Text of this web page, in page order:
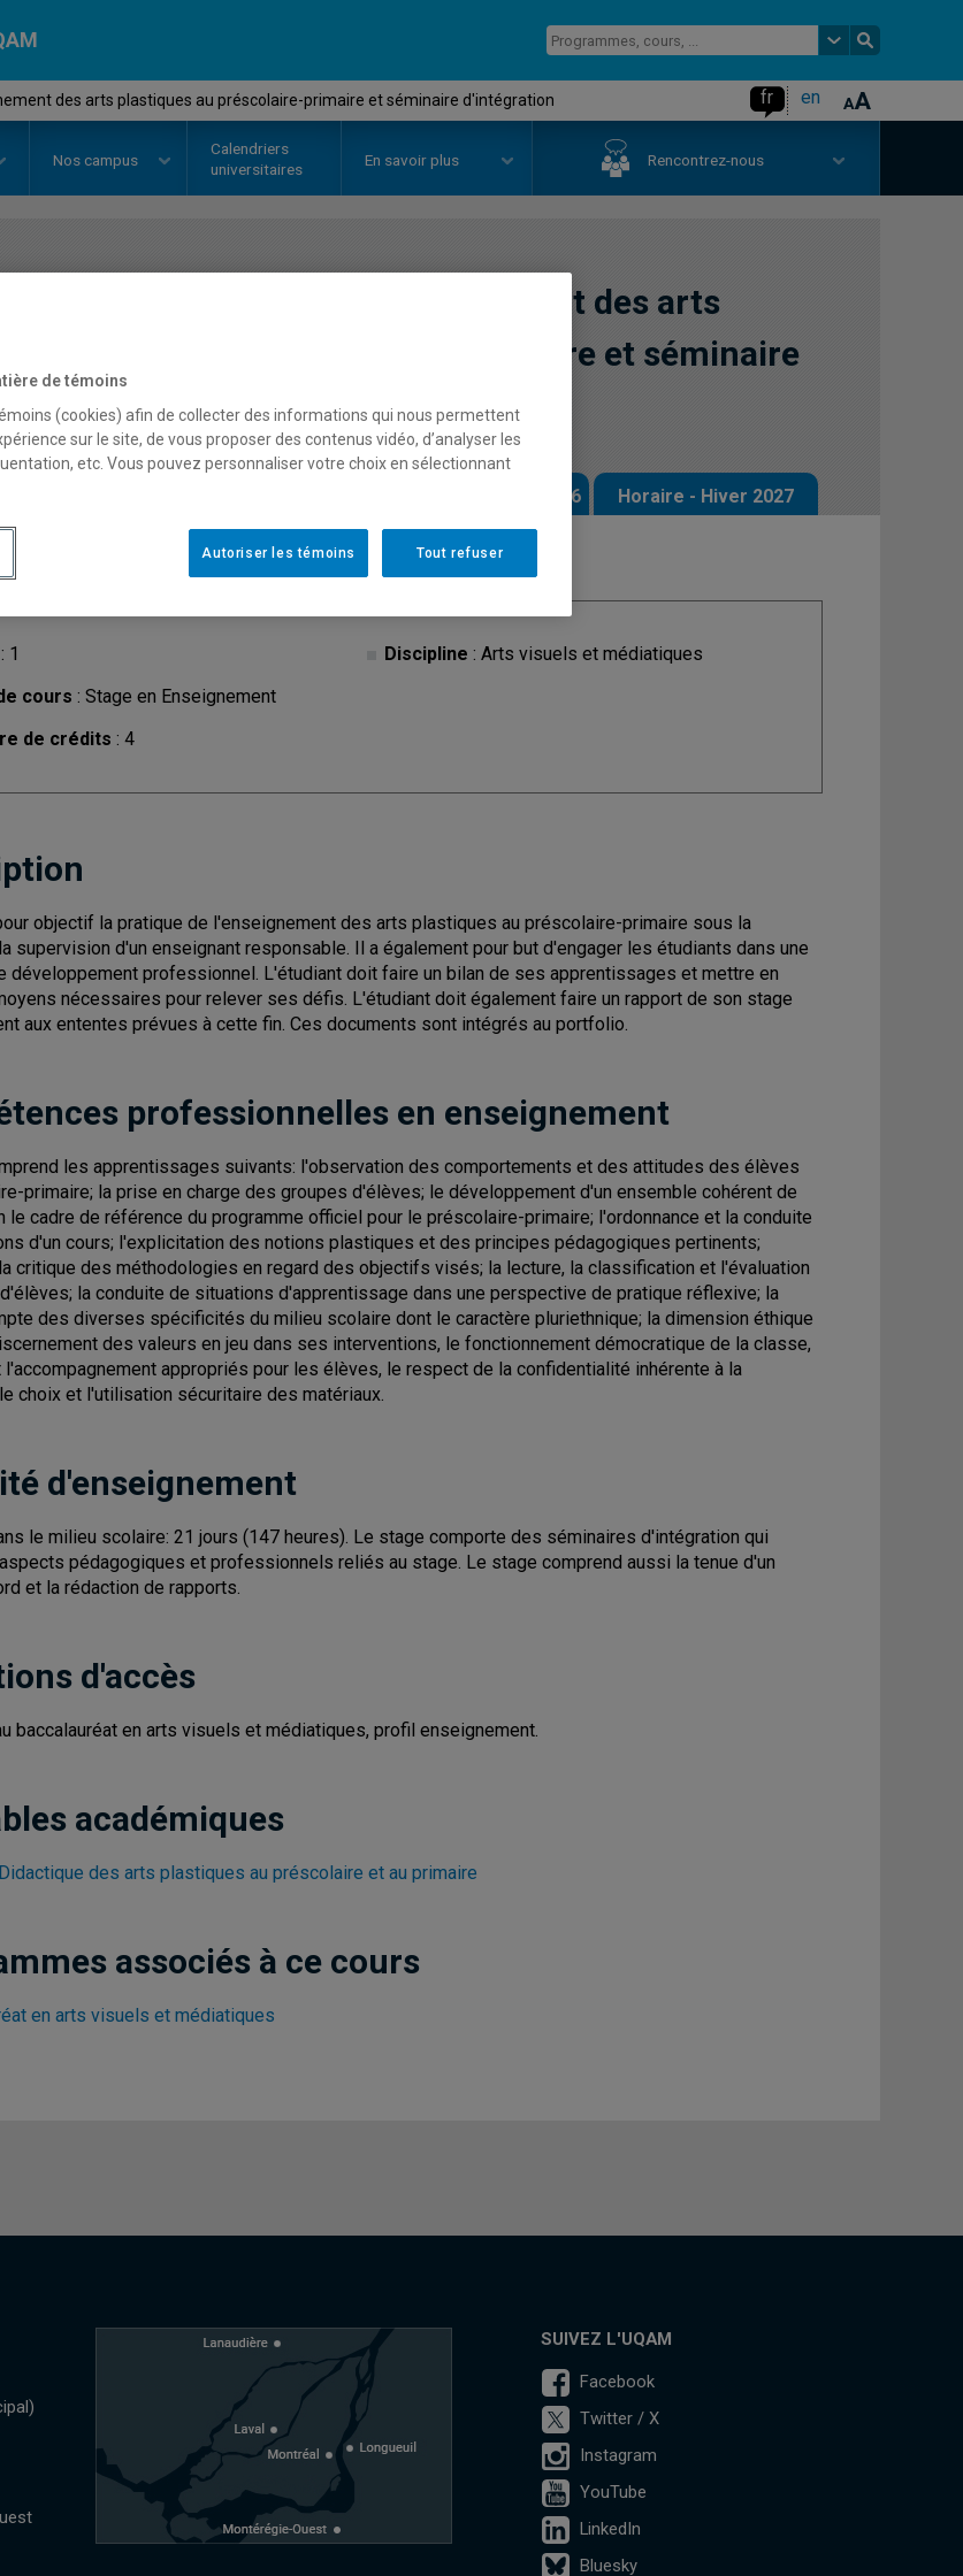
des arts plastiques au préscolaire-primaire et séminaire d'intégration fr en
Nos campus
Calendriers
universitaires
En savoir plus Rencontrez-nous
Stage d'enseignement des arts
plastiques au préscolaire-primaire et séminaire
d'intégration
Horaire - Automne 2026 Horaire - Hiver 2027
: 1
cours : Stage en Enseignement
de crédits : 4
Discipline : Arts visuels et médiatiques
objectif la pratique de l'enseignement des arts plastiques au préscolaire-primaire sous la
supervision d'un enseignant responsable. Il a également pour but d'engager les étudiants dans une
développement professionnel. L'étudiant doit faire un bilan de ses apprentissages et mettre en
nécessaires pour relever ses défis. L'étudiant doit également faire un rapport de son stage
aux ententes prévues à cette fin. Ces documents sont intégrés au portfolio.
professionnelles en enseignement
les apprentissages suivants: l'observation des comportements et des attitudes des élèves
primaire; la prise en charge des groupes d'élèves; le développement d'un ensemble cohérent de
le cadre de référence du programme officiel pour le préscolaire-primaire; l'ordonnance et la conduite
d'un cours; l'explicitation des notions plastiques et des principes pédagogiques pertinents;
critique des méthodologies en regard des objectifs visés; la lecture, la classification et l'évaluation
la conduite de situations d'apprentissage dans une perspective de pratique réflexive; la
des diverses spécificités du milieu scolaire dont le caractère pluriethnique; la dimension éthique
des valeurs en jeu dans ses interventions, le fonctionnement démocratique de la classe,
l'accompagnement appropriés pour les élèves, le respect de la confidentialité inhérente à la
choix et l'utilisation sécuritaire des matériaux.
d'enseignement
le milieu scolaire: 21 jours (147 heures). Le stage comporte des séminaires d'intégration qui
pédagogiques et professionnels reliés au stage. Le stage comprend aussi la tenue d'un
et la rédaction de rapports.
d'accès
baccalauréat en arts visuels et médiatiques, profil enseignement.
académiques
des arts plastiques au préscolaire et au primaire
associés à ce cours
en arts visuels et médiatiques
SUIVEZ L'UQAM
Facebook
Twitter / X
Instagram
YouTube
LinkedIn
Bluesky
de témoins
(cookies) afin de collecter des informations qui nous permettent
sur le site, de vous proposer des contenus vidéo, d’analyser les
etc. Vous pouvez personnaliser votre choix en sélectionnant
Tout refuser
Autoriser les témoins